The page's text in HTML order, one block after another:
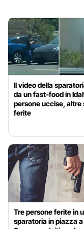
Il video della
da un fast-food in
persone uccise, altre
ferite
Tre persone ferite in
sparatoria in piazza a